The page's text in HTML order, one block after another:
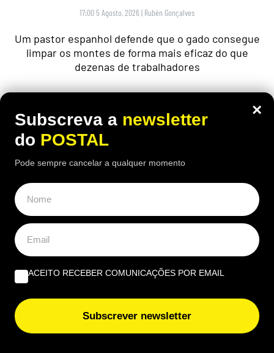
17:00 5 Agosto, 2026 | Rubén Gonçalves
Um pastor espanhol defende que o gado consegue
limpar os montes de forma mais eficaz do que
dezenas de trabalhadores
“O verdadeiro sabor da Guia”: nesta
churrasqueira algarvia da EN125 ainda
×
Subscreva a newsletter
do POSTAL
Pode sempre cancelar a qualquer momento
ACEITO RECEBER COMUNICAÇÕES POR EMAIL
Subscrever newsletter